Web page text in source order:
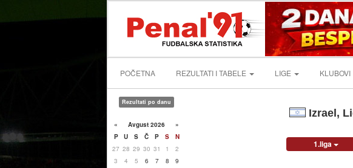
POČETNA REZULTATI I TABELE LIGE KLUBOVI
Rezultati po danu
« Avgust 2026
»
P
U S Č P S
N
27 28 29 30 31 1
2
3
4 5 6 7 8
9
Izrael,
1.liga